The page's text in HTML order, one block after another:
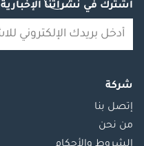
اشترك في نشراتنا الإخبارية
شركة
إتصل بنا
من نحن